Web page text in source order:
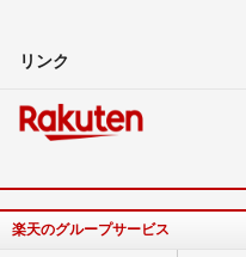
リンク
楽天のグループサービス